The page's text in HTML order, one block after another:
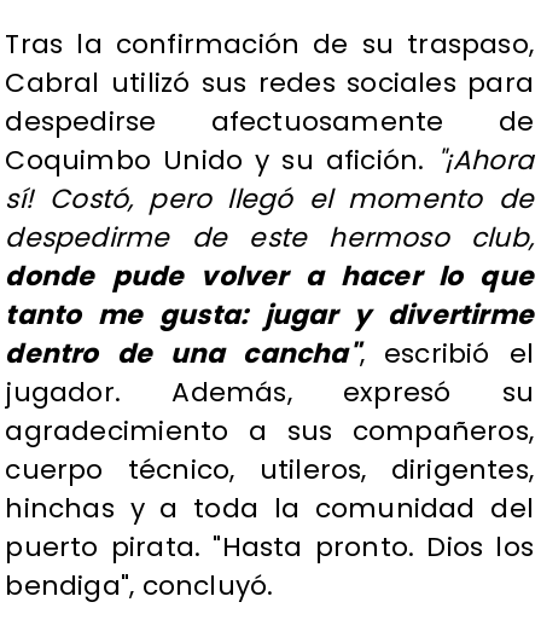
Tras la confirmación de su traspaso,
Cabral utilizó sus redes sociales para
despedirse afectuosamente de
Coquimbo Unido y su afición. "¡Ahora
sí! Costó, pero llegó el momento de
despedirme de este hermoso club,
donde pude volver a hacer lo que
tanto me gusta: jugar y divertirme
dentro de una cancha", escribió el
jugador. Además, expresó su
agradecimiento a sus compañeros,
cuerpo técnico, utileros, dirigentes,
hinchas y a toda la comunidad del
puerto pirata. "Hasta pronto. Dios los
bendiga", concluyó.